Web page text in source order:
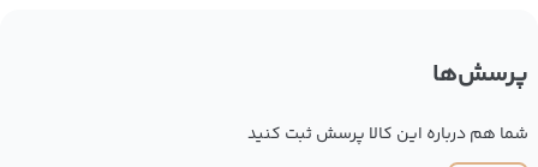
پرسش‌ها
شما هم درباره این کالا پرسش ثبت کنید